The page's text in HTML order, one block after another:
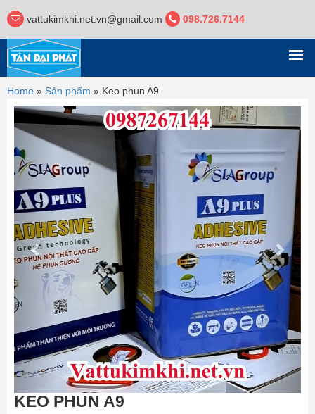
vattukimkhi.net.vn@gmail.com 098.726.7144
DANH MỤC
Home » Sản phẩm » Keo phun A9
Previous
KEO PHUN A9